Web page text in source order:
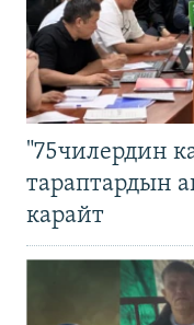
"75чилердин
тараптардын
карайт